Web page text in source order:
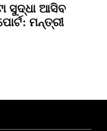
ସୁଦ୍ଧା ଆସିବ
ମନ୍ତ୍ରୀ